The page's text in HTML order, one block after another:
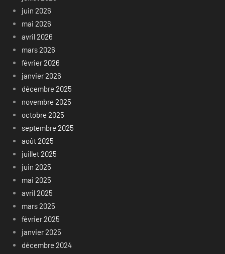
juin 2026
mai 2026
avril 2026
mars 2026
février 2026
janvier 2026
décembre 2025
novembre 2025
octobre 2025
septembre 2025
août 2025
juillet 2025
juin 2025
mai 2025
avril 2025
mars 2025
février 2025
janvier 2025
décembre 2024